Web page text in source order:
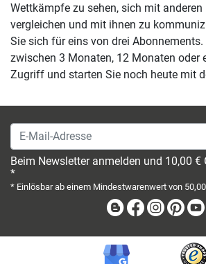
Wettkämpfe zu sehen, sich mit anderen
vergleichen und mit ihnen zu
Sie sich für eins von drei Abonnements.
zwischen 3 Monaten, 12 Monaten oder
Zugriff und starten Sie noch heute mit
E-Mail-Adresse
Beim Newsletter anmelden und 10,00 €
*
* Einlösbar ab einem Mindestwarenwert von
BlogFacebook